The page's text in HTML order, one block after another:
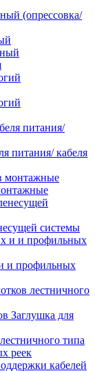
(опрессовка/
питания/ кабеля
системы
и профильных
лестничного
Заглушка для
типа
реек